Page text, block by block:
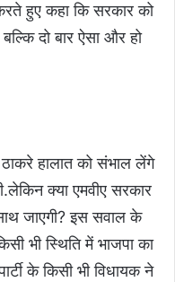
हुए कहा कि सरकार को
दो बार ऐसा और हो
ठाकरे हालात को संभाल लेंगे
क्या एमवीए सरकार
जाएगी? इस सवाल के
भी स्थिति में भाजपा का
के किसी भी विधायक ने